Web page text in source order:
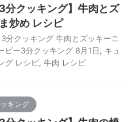
分クッキング】牛肉とズ
炒め レシピ
3分クッキング 牛肉とズッキーニ
ピー3分クッキング 8月1日
キュ
グ レシピ 牛肉 レシピ
キング